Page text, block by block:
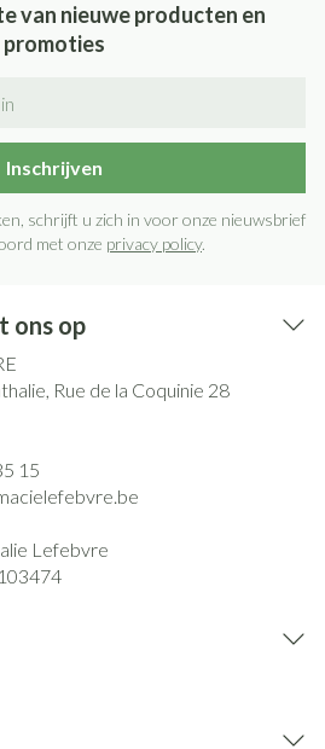
van nieuwe producten en
promoties
Inschrijven
schrijft u zich in voor onze nieuwsbrief
met onze privacy policy.
ons op
Rue de la Coquinie 28
15
Lefebvre